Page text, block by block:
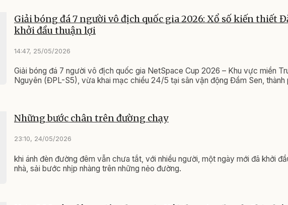
Giải bóng đá 7 người vô địch quốc gia 2026: Xổ số kiến thiết
khởi đầu thuận lợi
14:47, 25/05/2026
Giải bóng đá 7 người vô địch quốc gia NetSpace Cup 2026 – Khu vực miền
Nguyên (ĐPL-S5), vừa khai mạc chiều 24/5 tại sân vận động Đầm Sen, thành
Những bước chân trên đường chạy
23:10, 24/05/2026
khi ánh đèn đường đêm vẫn chưa tắt, với nhiều người, một ngày mới đã khởi
nhà, sải bước nhịp nhàng trên những nẻo đường.